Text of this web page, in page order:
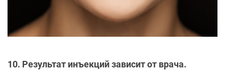
10. Результат инъекций зависит от врача.